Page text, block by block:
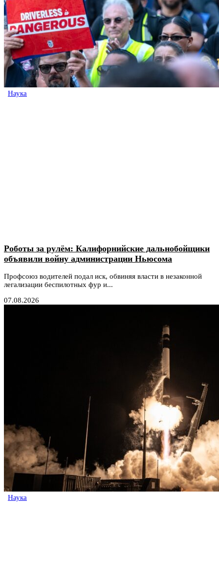
Наука
Роботы за рулём: Калифорнийские дальнобойщики
объявили войну администрации Ньюсома
Профсоюз водителей подал иск, обвиняя власти в незаконной
легализации беспилотных фур и...
07.08.2026
Наука